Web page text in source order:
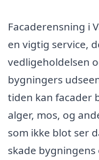
Facaderensning i
en vigtig service,
vedligeholdelsen
bygningers
tiden kan facader
alger, mos, og
som ikke blot ser
skade